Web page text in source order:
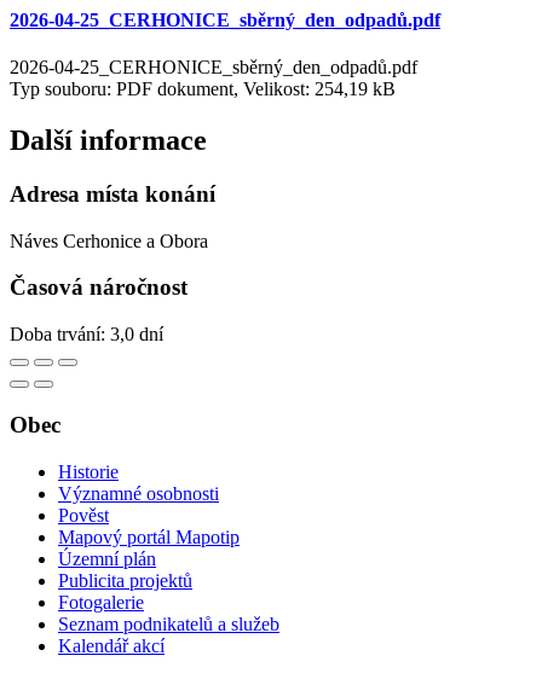
2026-04-25_CERHONICE_sběrný_den_odpadů.pdf
2026-04-25_CERHONICE_sběrný_den_odpadů.pdf
Typ souboru: PDF dokument, Velikost: 254,19 kB
Další informace
Adresa místa konání
Náves Cerhonice a Obora
Časová náročnost
Doba trvání: 3,0 dní
Obec
Historie
Významné osobnosti
Pověst
Mapový portál Mapotip
Územní plán
Publicita projektů
Fotogalerie
Seznam podnikatelů a služeb
Kalendář akcí